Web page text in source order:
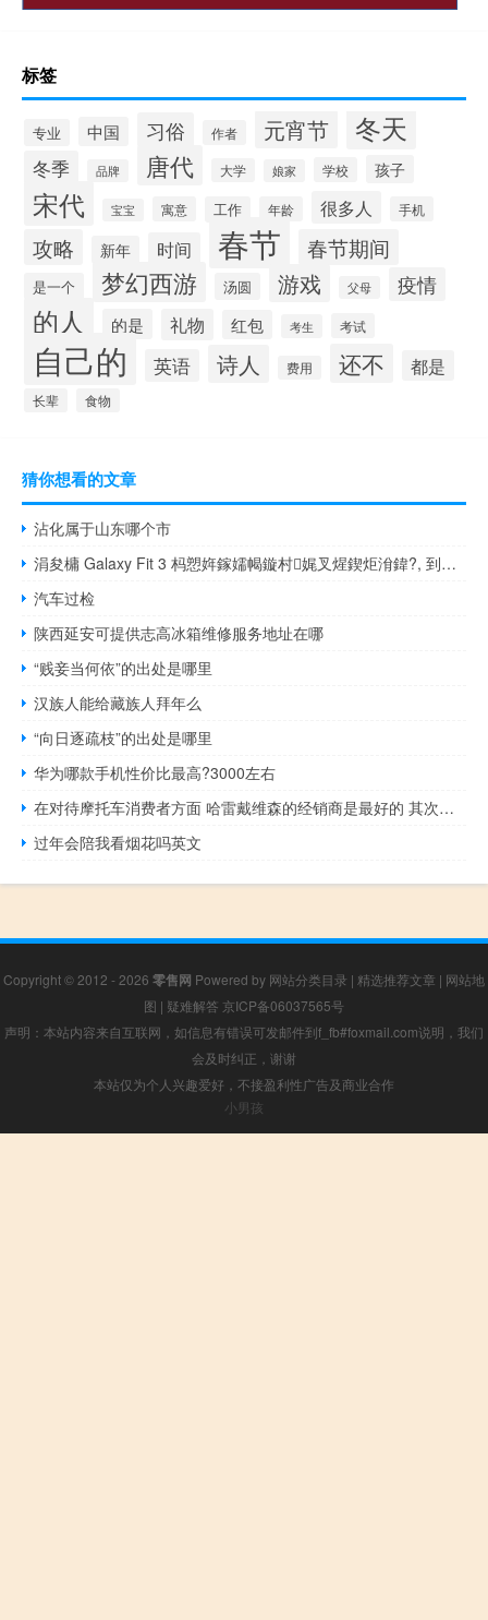
标签
专业 中国 习俗 作者 元宵节 冬天
冬季 品牌 唐代 大学 娘家 学校 孩子
宋代 宝宝 寓意 工作 年龄 很多人 手机
攻略 新年 时间 春节 春节期间
是一个 梦幻西游 汤圆 游戏 父母 疫情
的人 的是 礼物 红包 考生 考试
自己的 英语 诗人 费用 还不 都是
长辈 食物
猜你想看的文章
沾化属于山东哪个市
涓夋槦 Galaxy Fit 3 杩愬姩鎵嬬幆鏇村娓叉煋鍥炬洕鍏?, 到底什么情况嘞
汽车过检
陕西延安可提供志高冰箱维修服务地址在哪
“贱妾当何依”的出处是哪里
汉族人能给藏族人拜年么
“向日逐疏枝”的出处是哪里
华为哪款手机性价比最高?3000左右
在对待摩托车消费者方面 哈雷戴维森的经销商是最好的 其次是宝马和杜卡蒂
过年会陪我看烟花吗英文
Copyright © 2012 - 2026 零售网 Powered by 网站分类目录 | 精选推荐文章 | 网站地
图 | 疑难解答 京ICP备06037565号
声明：本站内容来自互联网，如信息有错误可发邮件到f_fb#foxmail.com说明，我们
会及时纠正，谢谢
本站仅为个人兴趣爱好，不接盈利性广告及商业合作
小男孩